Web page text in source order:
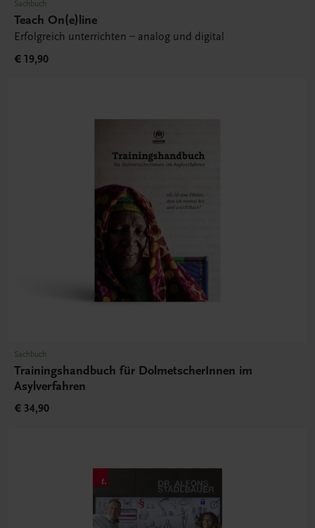
Sachbuch
Teach On(e)line
Erfolgreich unterrichten – analog und digital
€ 19,90
Sachbuch
Trainingshandbuch für DolmetscherInnen im
Asylverfahren
€ 34,90